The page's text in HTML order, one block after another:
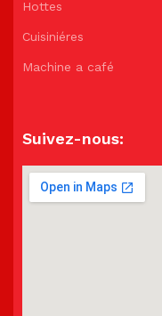
Hottes
Cuisiniéres
Machine a café
Suivez-nous: